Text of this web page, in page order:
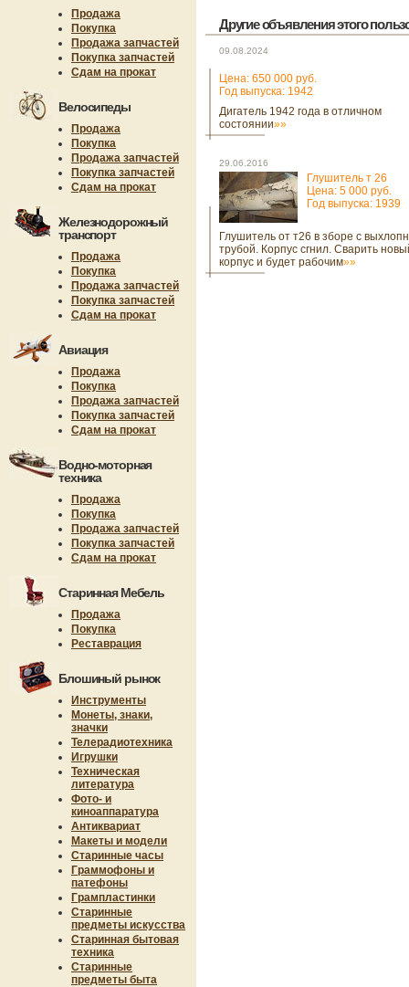
Продажа
Покупка
Продажа запчастей
Покупка запчастей
Сдам на прокат
Велосипеды
Продажа
Покупка
Продажа запчастей
Покупка запчастей
Сдам на прокат
Железнодорожный
транспорт
Продажа
Покупка
Продажа запчастей
Покупка запчастей
Сдам на прокат
Авиация
Продажа
Покупка
Продажа запчастей
Покупка запчастей
Сдам на прокат
Водно-моторная
техника
Продажа
Покупка
Продажа запчастей
Покупка запчастей
Сдам на прокат
Старинная Мебель
Продажа
Покупка
Реставрация
Блошиный рынок
Инструменты
Монеты, знаки,
значки
Телерадиотехника
Игрушки
Техническая
литература
Фото- и
киноаппаратура
Антиквариат
Макеты и модели
Старинные часы
Граммофоны и
патефоны
Грампластинки
Старинные
предметы искусства
Старинная бытовая
техника
Старинные
предметы быта
Другие объявления этого
09.08.2024
Цена: 650 000 руб.
Год выпуска: 1942
Дигатель 1942 года в отличном
состоянии»»
29.06.2016
Глушитель т 26
Цена: 5 000 руб.
Год выпуска: 1939
Глушитель от т26 в зборе с
трубой. Корпус сгнил. Сварить
корпус и будет рабочим»»